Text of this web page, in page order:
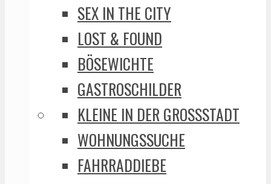
SEX IN THE CITY
LOST & FOUND
BÖSEWICHTE
GASTROSCHILDER
KLEINE IN DER GROSSSTADT
WOHNUNGSSUCHE
FAHRRADDIEBE